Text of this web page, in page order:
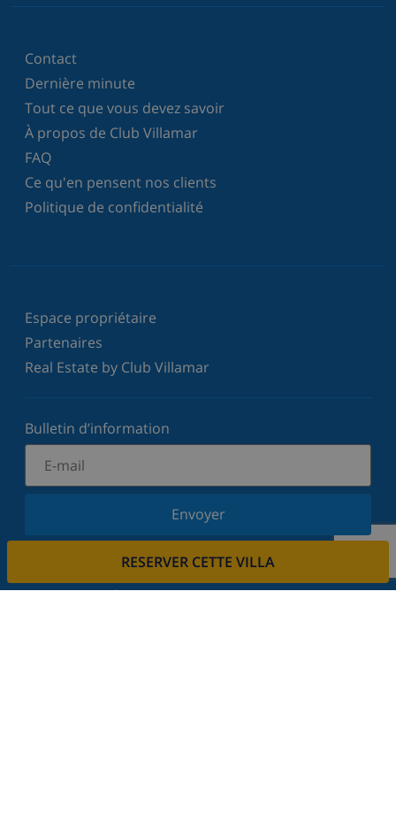
RESERVER CETTE VILLA
Contact
Dernière minute
Tout ce que vous devez savoir
À propos de Club Villamar
FAQ
Ce qu'en pensent nos clients
Politique de confidentialité
Espace propriétaire
Partenaires
Real Estate by Club Villamar
Bulletin d’information
Envoyer
Inscrivez-vous à notre newsletter et restez informé
votre vie privée.